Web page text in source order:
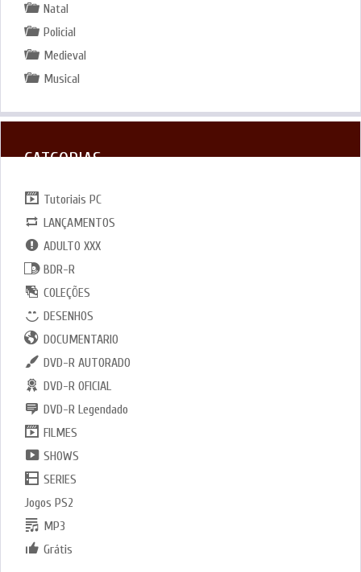
Natal
Policial
Medieval
Musical
CATGORIAS
Tutoriais PC
LANÇAMENTOS
ADULTO XXX
BDR-R
COLEÇÕES
DESENHOS
DOCUMENTARIO
DVD-R AUTORADO
DVD-R OFICIAL
DVD-R Legendado
FILMES
SHOWS
SERIES
Jogos PS2
MP3
Grátis